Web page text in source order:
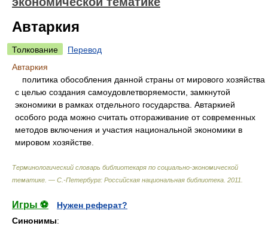
Автаркия
Толкование
Перевод
Автаркия
политика обособления данной страны от мирового хозяйства
с целью создания самоудовлетворяемости, замкнутой
экономики в рамках отдельного государства. Автаркией
особого рода можно считать отгораживание от современных
методов включения и участия национальной экономики в
мировом хозяйстве.
Терминологический словарь библиотекаря по социально-экономической
тематике. — С.-Петербург: Российская национальная библиотека 2011
Игры ⚽
Нужен реферат?
Синонимы: